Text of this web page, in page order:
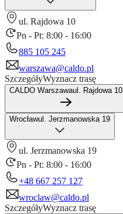
ul. Rajdowa 10
Pn - Pt: 8:00 - 16:00
885 105 245
warszawa@caldo.pl
SzczegółyWyznacz trasę
CALDO Warszawaul. Rajdowa 10
Wrocławul. Jerzmanowska 19
ul. Jerzmanowska 19
Pn - Pt: 8:00 - 16:00
+48 667 257 127
wroclaw@caldo.pl
SzczegółyWyznacz trasę